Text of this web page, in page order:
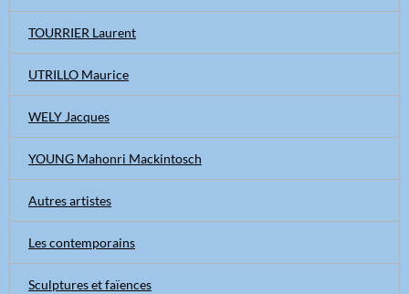
TOURRIER Laurent
UTRILLO Maurice
WELY Jacques
YOUNG Mahonri Mackintosch
Autres artistes
Les contemporains
Sculptures et faïences